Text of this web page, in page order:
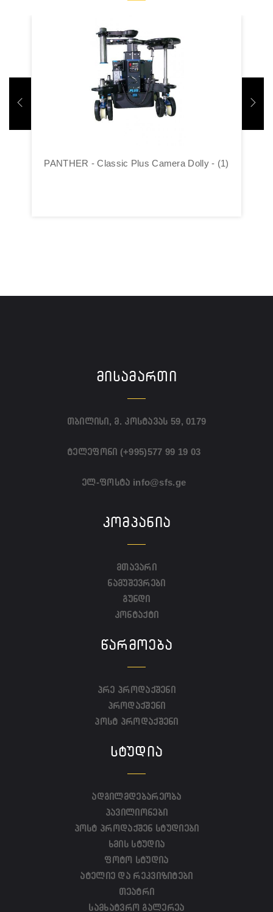
PANTHER - Classic Plus Camera Dolly - (1)
ᲛᲘᲡᲐᲛᲐᲠᲗᲘ
თბილისი, მ. კოსტავას 59, 0179
ტელეფონი (+995)577 99 19 03
ელ-ფოსტა info@sfs.ge
ᲙᲝᲛᲞᲐᲜᲘᲐ
მთავარი
ნამუშევრები
გუნდი
კონტაქტი
ᲬᲐᲠᲛᲝᲔᲑᲐ
პრე პროდაქშენი
პროდაქშენი
პოსტ პროდაქშენი
ᲡᲢᲣᲓᲘᲐ
ადგილმდებარეობა
პავილიონები
პოსტ პროდაქშენ სტუდიები
ხმის სტუდია
ფოტო სტუდია
ატელიე და რეკვიზიტები
თეატრი
სამხატვრო გალერეა